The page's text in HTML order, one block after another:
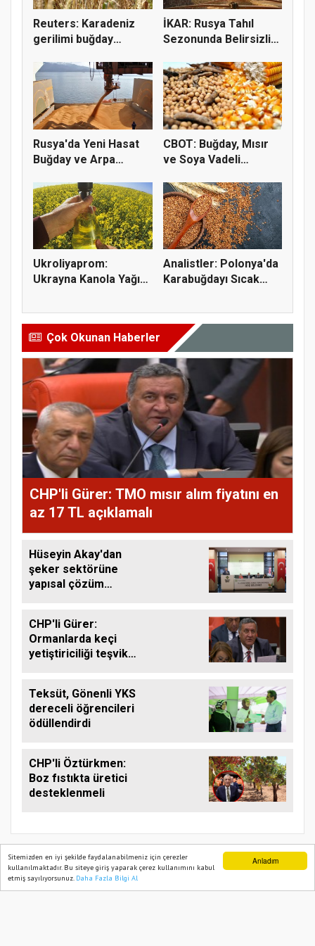
Anladım
Sitemizden en iyi şekilde faydalanabilmeniz için çerezler
kullanılmaktadır. Bu siteye giriş yaparak çerez kullanımını kabul
etmiş sayılıyorsunuz. Daha Fazla Bilgi Al
Reuters: Karadeniz
gerilimi buğday
İKAR: Rusya Tahıl
Sezonunda Belirsizlik
Rusya'da Yeni Hasat
Buğday ve Arpa
CBOT: Buğday, Mısır
ve Soya Vadeli
Ukroliyaprom:
Ukrayna Kanola Yağı
Analistler: Polonya'da
Karabuğdayı Sıcak
Çok Okunan Haberler
CHP'li Gürer: TMO mısır alım fiyatını en
az 17 TL açıklamalı
Hüseyin Akay'dan
şeker sektörüne
yapısal çözüm
CHP'li Gürer:
Ormanlarda keçi
yetiştiriciliği teşvik
Teksüt, Gönenli YKS
dereceli öğrencileri
ödüllendirdi
CHP'li Öztürkmen:
Boz fıstıkta üretici
desteklenmeli
TARIM PUSULASI
Ana Sayfa Web TV